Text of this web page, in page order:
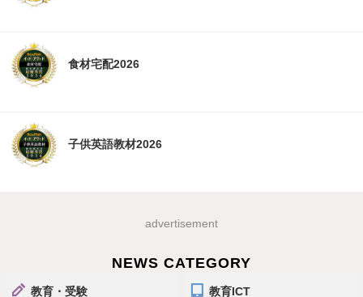
食材宅配2026
子供英語教材2026
advertisement
NEWS CATEGORY
教育・受験 教育ICT